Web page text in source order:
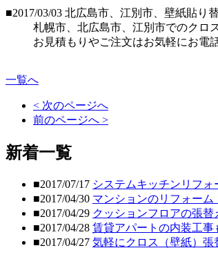
■2017/03/03 北広島市、江別市、壁紙貼り
札幌市、北広島市、江別市でのクロ
お見積もりやご注文はお気軽にお電
一覧へ
< 次のページへ
前のページへ >
新着一覧
■2017/07/17 システムキッチンリフ
■2017/04/30 マンションのリフォー
■2017/04/29 クッションフロアの張
■2017/04/28 賃貸アパートの内装工
■2017/04/27 気軽にクロス（壁紙）